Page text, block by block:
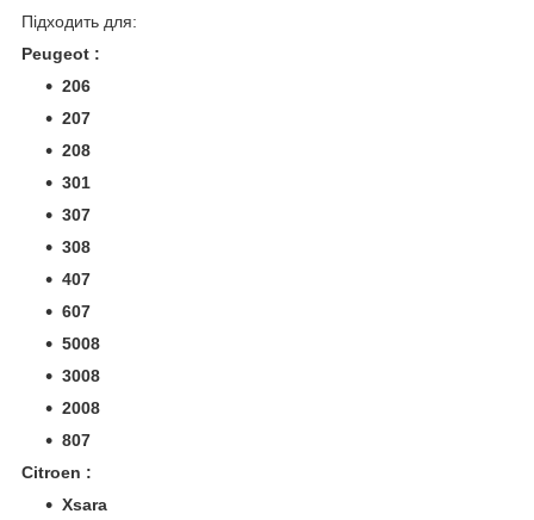
Підходить для:
Peugeot :
206
207
208
301
307
308
407
607
5008
3008
2008
807
Citroen :
Xsara